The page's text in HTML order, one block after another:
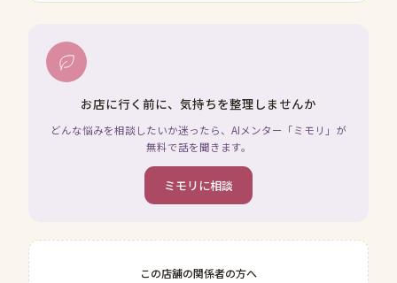
お店に行く前に、気持ちを整理しませんか
どんな悩みを相談したいか迷ったら、AIメンター「ミモリ」が
無料で話を聞きます。
ミモリに相談
この店舗の関係者の方へ